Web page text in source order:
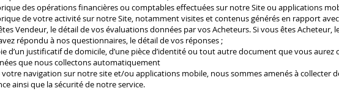
des opérations financières ou comptables effectuées sur notre Site ou applications
de votre activité sur notre Site, notamment visites et contenus générés en rapport
Vendeur, le détail de vos évaluations données par vos Acheteurs. Si vous êtes Acheteur,
répondu à nos questionnaires, le détail de vos réponses ;
d’un justificatif de domicile, d’une pièce d’identité ou tout autre document que vous
que nous collectons automatiquement
votre navigation sur notre site et/ou applications mobile, nous sommes amenés à collecter
ainsi que la sécurité de notre service.